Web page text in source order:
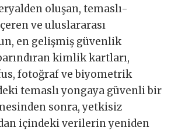
oluşan, temaslı-
ve uluslararası
en gelişmiş güvenlik
kimlik kartları,
fotoğraf ve biyometrik
temaslı yongaya güvenli bir
sonra, yetkisiz
içindeki verilerin yeniden